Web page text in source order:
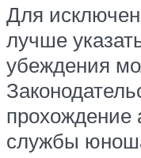
Для
лучше
убеждения
прохождение
службы